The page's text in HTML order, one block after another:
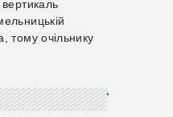
Наступна
вертикаль
тому очільнику